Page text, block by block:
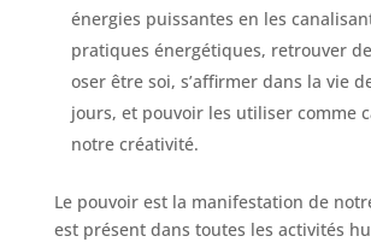
énergies puissantes en les
pratiques énergétiques, retrouver
oser être soi, s’affirmer dans la vie
jours, et pouvoir les utiliser comme
notre créativité.
Le pouvoir est la manifestation de
est présent dans toutes les activités